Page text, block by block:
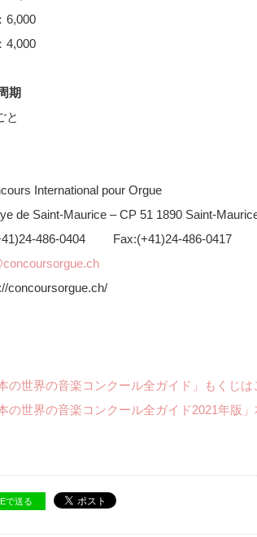
6,000
4,000
期
と
International pour Orgue
de Saint-Maurice ‒ CP 51 1890 Saint-
486-0404 Fax:(+41)24-486-0417
concoursorgue.ch/
本の世界の音楽コンクール全ガイド」もくじは
本の世界の音楽コンクール全ガイド2021年版
で送る